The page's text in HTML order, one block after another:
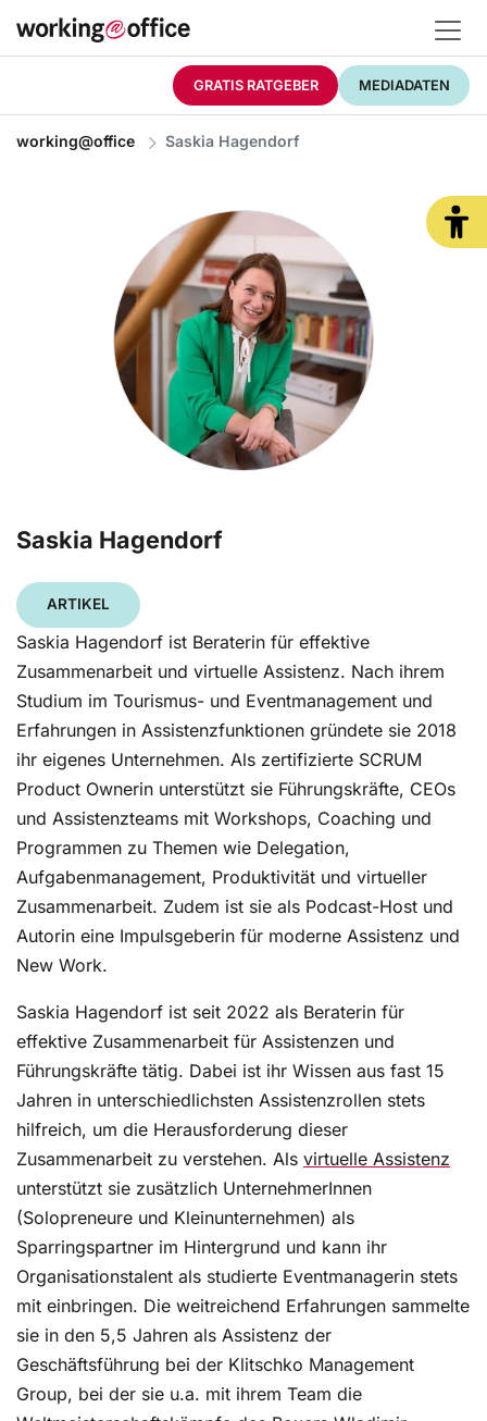
GRATIS RATGEBER MEDIADATEN
working@office Saskia Hagendorf
Saskia Hagendorf
ARTIKEL
Saskia Hagendorf ist Beraterin für effektive
Zusammenarbeit und virtuelle Assistenz. Nach ihrem
Studium im Tourismus- und Eventmanagement und
Erfahrungen in Assistenzfunktionen gründete sie 2018
ihr eigenes Unternehmen. Als zertifizierte SCRUM
Product Ownerin unterstützt sie Führungskräfte, CEOs
und Assistenzteams mit Workshops, Coaching und
Programmen zu Themen wie Delegation,
Aufgabenmanagement, Produktivität und virtueller
Zusammenarbeit. Zudem ist sie als Podcast-Host und
Autorin eine Impulsgeberin für moderne Assistenz und
New Work.
Saskia Hagendorf ist seit 2022 als Beraterin für
effektive Zusammenarbeit für Assistenzen und
Führungskräfte tätig. Dabei ist ihr Wissen aus fast 15
Jahren in unterschiedlichsten Assistenzrollen stets
hilfreich, um die Herausforderung dieser
Zusammenarbeit zu verstehen. Als virtuelle Assistenz
unterstützt sie zusätzlich UnternehmerInnen
(Solopreneure und Kleinunternehmen) als
Sparringspartner im Hintergrund und kann ihr
Organisationstalent als studierte Eventmanagerin stets
mit einbringen. Die weitreichend Erfahrungen sammelte
sie in den 5,5 Jahren als Assistenz der
Geschäftsführung bei der Klitschko Management
Group, bei der sie u.a. mit ihrem Team die